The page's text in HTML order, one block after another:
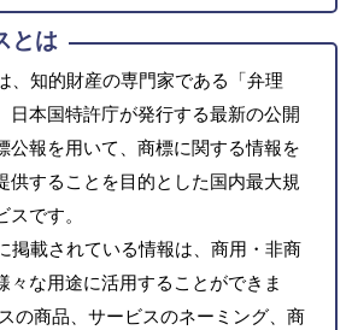
とは
、知的財産の専門家である「弁理
日本国特許庁が発行する最新の公開
公報を用いて、商標に関する情報を
供することを目的とした国内最大規
です。
掲載されている情報は、商用・非商
々な用途に活用することができま
の商品、サービスのネーミング、商